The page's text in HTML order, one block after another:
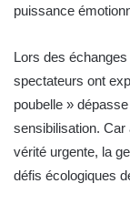
puissance
Lors des
spectateurs ont
poubelle »
sensibilisation. Car
vérité urgente, la
défis écologiques